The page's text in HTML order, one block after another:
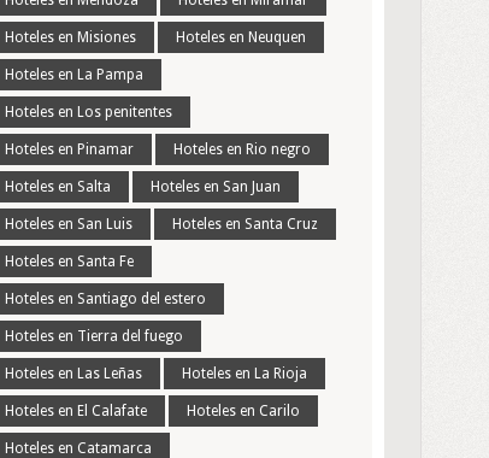
Hoteles en Misiones Hoteles en Neuquen
Hoteles en La Pampa
Hoteles en Los penitentes
Hoteles en Pinamar Hoteles en Rio negro
Hoteles en Salta Hoteles en San Juan
Hoteles en San Luis Hoteles en Santa Cruz
Hoteles en Santa Fe
Hoteles en Santiago del estero
Hoteles en Tierra del fuego
Hoteles en Las Leñas Hoteles en La Rioja
Hoteles en El Calafate Hoteles en Carilo
Hoteles en Catamarca